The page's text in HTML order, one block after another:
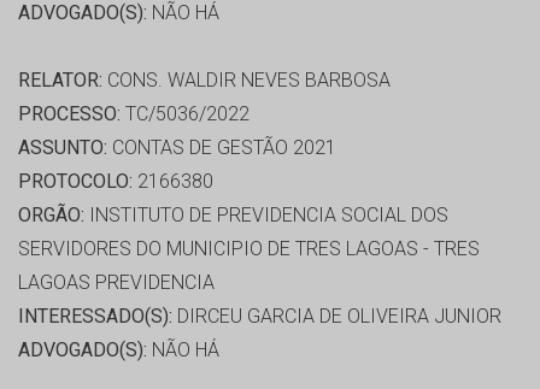
ADVOGADO(S): NÃO HÁ
RELATOR: CONS. WALDIR NEVES BARBOSA
PROCESSO: TC/5036/2022
ASSUNTO: CONTAS DE GESTÃO 2021
PROTOCOLO: 2166380
ORGÃO: INSTITUTO DE PREVIDENCIA SOCIAL DOS
SERVIDORES DO MUNICIPIO DE TRES LAGOAS - TRES
LAGOAS PREVIDENCIA
INTERESSADO(S): DIRCEU GARCIA DE OLIVEIRA JUNIOR
ADVOGADO(S): NÃO HÁ